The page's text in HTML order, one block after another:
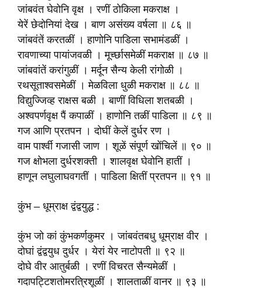
जांबवंत घेवोनि वृक्ष । रणीं ठोकिला मकराक्ष ।
येरें छेदोनियां देख । बाण असंख्य वर्षला ॥ ८६ ॥
जांबवंतें करतळीं । हाणोनि पाडिला सभामंडळीं ।
रावणाच्या पायांजवळी । मूर्च्छासमेळीं मकराक्ष ॥ ८७ ॥
जांबवांतें करांगुळीं । मर्दून सैन्य केली रांगोळी ।
रथसूताश्वसमेळीं । मेळविला धुळी मकराक्ष ॥ ८८ ॥
विद्युज्जिव्ह राक्षस बळी । बाणीं विधिला शतबळी ।
अश्वपर्णवृक्ष पैं कपाळीं । हाणोनि तळीं पाडिला ॥ ८९ ॥
गज आणि प्रतपन । दोघीं केलें दुर्धर रण ।
वाम पार्श्वी गजासी जाण । शूळें संपूर्ण खोंचिलें ॥ ९० ॥
गज क्षोभला दुर्धरशक्ती । शालवृक्ष घेवोनि हातीं ।
हाणून लघुलाघवगतीं । पाडिला क्षितीं प्रतपन ॥ ९१ ॥
कुंभ – धूम्राक्ष द्वंद्वयुद्ध :
कुंभ जो कां कुंभकर्णकुमर । जांबवंतबधु धूम्राक्ष वीर ।
दोघां द्वंद्वयुध दुर्धर । येरां येर नाटोपती ॥ ९२ ॥
दोघे वीर आतुर्बळी । रणीं विचरत सैन्यमेळीं ।
गदापट्टिशतोमरत्रिशूळीं । शालताळीं वानर ॥ ९३ ॥